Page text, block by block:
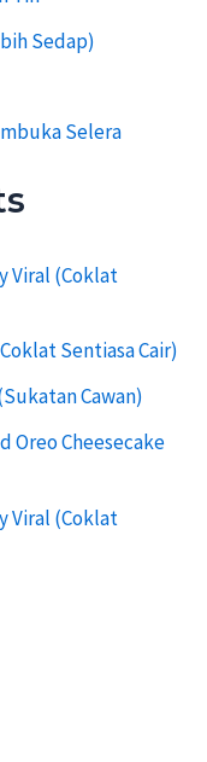
Sedap)
Selera
Viral (Coklat
Sentiasa Cair)
Cawan)
Oreo Cheesecake
Viral (Coklat